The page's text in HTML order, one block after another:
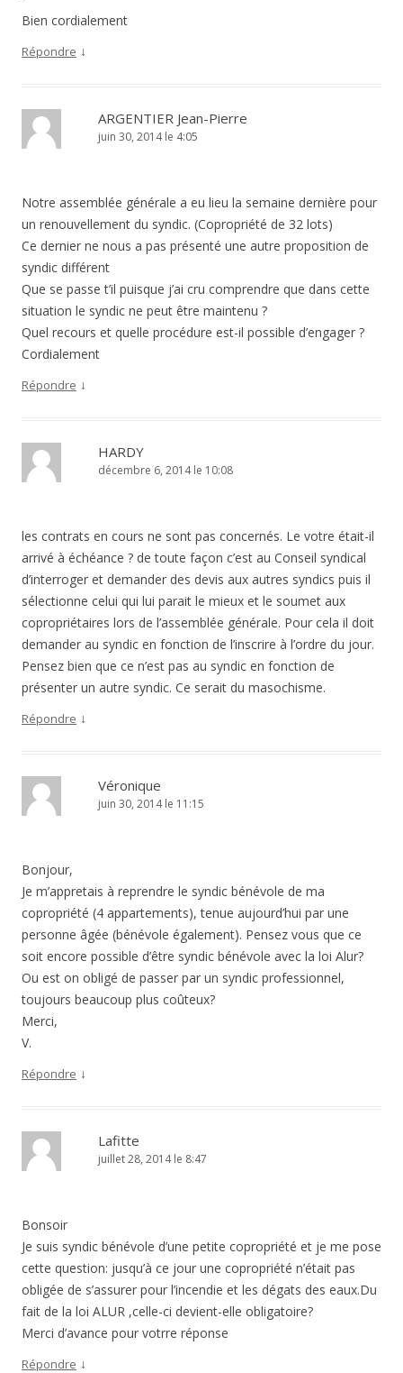
Bien cordialement
Répondre ↓
ARGENTIER Jean-Pierre
juin 30, 2014 le 4:05
Notre assemblée générale a eu lieu la semaine dernière pour
un renouvellement du syndic. (Copropriété de 32 lots)
Ce dernier ne nous a pas présenté une autre proposition de
syndic différent
Que se passe t’il puisque j’ai cru comprendre que dans cette
situation le syndic ne peut être maintenu ?
Quel recours et quelle procédure est-il possible d’engager ?
Cordialement
Répondre ↓
HARDY
décembre 6, 2014 le 10:08
les contrats en cours ne sont pas concernés. Le votre était-il
arrivé à échéance ? de toute façon c’est au Conseil syndical
d’interroger et demander des devis aux autres syndics puis il
sélectionne celui qui lui parait le mieux et le soumet aux
copropriétaires lors de l’assemblée générale. Pour cela il doit
demander au syndic en fonction de l’inscrire à l’ordre du jour.
Pensez bien que ce n’est pas au syndic en fonction de
présenter un autre syndic. Ce serait du masochisme.
Répondre ↓
Véronique
juin 30, 2014 le 11:15
Bonjour,
Je m’appretais à reprendre le syndic bénévole de ma
copropriété (4 appartements), tenue aujourd’hui par une
personne âgée (bénévole également). Pensez vous que ce
soit encore possible d’être syndic bénévole avec la loi Alur?
Ou est on obligé de passer par un syndic professionnel,
toujours beaucoup plus coûteux?
Merci,
V.
Répondre ↓
Lafitte
juillet 28, 2014 le 8:47
Bonsoir
Je suis syndic bénévole d’une petite copropriété et je me pose
cette question: jusqu’à ce jour une copropriété n’était pas
obligée de s’assurer pour l’incendie et les dégats des eaux.Du
fait de la loi ALUR ,celle-ci devient-elle obligatoire?
Merci d’avance pour votrre réponse
Répondre ↓